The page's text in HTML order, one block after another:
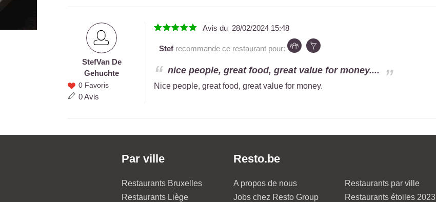
Stef Van
De
Gehuchte
StefVan De
Gehuchte
0 Favoris
0 Avis
Avis du 28/02/2024 15:48
Stef recommande ce restaurant pour:
nice people, great food, great value for money....
Nice people, great food, great value for money.
Par ville
Restaurants Bruxelles
Restaurants Liège
Resto.be
A propos de nous
Jobs chez Resto Group
Restaurants par ville
Restaurants étoiles 2023